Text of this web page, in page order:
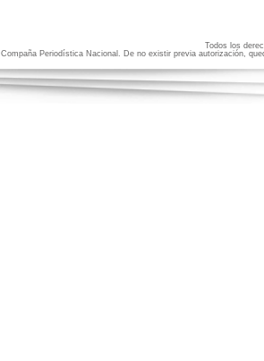
Todos los
Compaña Periodística Nacional. De no existir previa autorización,